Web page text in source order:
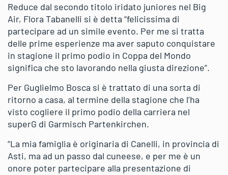
Reduce dal secondo titolo iridato juniores nel Big
Air, Flora Tabanelli si è detta “felicissima di
partecipare ad un simile evento. Per me si tratta
delle prime esperienze ma aver saputo conquistare
in stagione il primo podio in Coppa del Mondo
significa che sto lavorando nella giusta direzione”.
Per Guglielmo Bosca si è trattato di una sorta di
ritorno a casa, al termine della stagione che l’ha
visto cogliere il primo podio della carriera nel
superG di Garmisch Partenkirchen.
“La mia famiglia è originaria di Canelli, in provincia di
Asti, ma ad un passo dal cuneese, e per me è un
onore poter partecipare alla presentazione di